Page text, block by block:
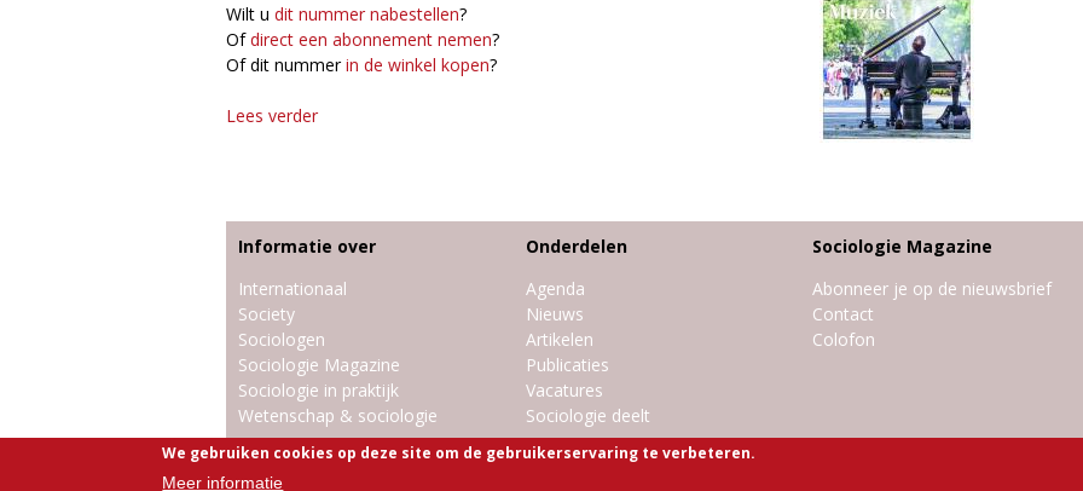
Wilt u dit nummer nabestellen?
Ofdirect een abonnement nemen?
Of dit nummerin de winkel kopen?
Lees verder
S
o
i
l
o
g
i
e
Informatie over
Internationaal
Society
Sociologen
Sociologie Magazine
Sociologie in praktijk
Wetenschap & sociologie
Onderdelen
Agenda
Nieuws
Artikelen
Publicaties
Vacatures
Sociologie deelt
Sociologie Magazine
Abonneer je op de nieuwsbrief
Contact
Colofon
We gebruiken cookies op deze site om de gebruikerservaring te verbeteren.
Meer informatie